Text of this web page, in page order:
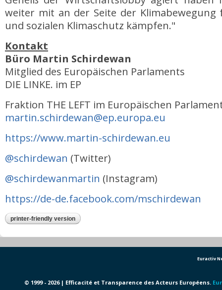
weiter mit an der Seite der Klimabewegung
und sozialen Klimaschutz kämpfen."
Kontakt
Büro Martin Schirdewan
Mitglied des Europäischen Parlaments
DIE LINKE. im EP
Fraktion THE LEFT im Europäischen
martin.schirdewan@ep.europa.eu
https://www.martin-schirdewan.eu
@schirdewan (Twitter)
@schirdewanmartin (Instagram)
https://de-de.facebook.com/mschirdewan
printer-friendly version
Euractiv
© 1999 - 2026 | Efficacité et Transparence des Acteurs Européens.